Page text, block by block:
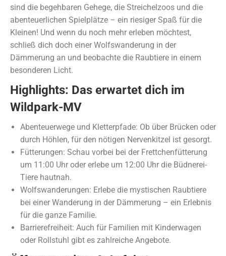
sind die begehbaren Gehege, die Streichelzoos und die
abenteuerlichen Spielplätze – ein riesiger Spaß für die
Kleinen! Und wenn du noch mehr erleben möchtest,
schließ dich doch einer Wolfswanderung in der
Dämmerung an und beobachte die Raubtiere in einem
besonderen Licht.
Highlights: Das erwartet dich im
Wildpark-MV
Abenteuerwege und Kletterpfade: Ob über Brücken oder
durch Höhlen, für den nötigen Nervenkitzel ist gesorgt.
Fütterungen: Schau vorbei bei der Frettchenfütterung
um 11:00 Uhr oder erlebe um 12:00 Uhr die Büdnerei-
Tiere hautnah.
Wolfswanderungen: Erlebe die mystischen Raubtiere
bei einer Wanderung in der Dämmerung – ein Erlebnis
für die ganze Familie.
Barrierefreiheit: Auch für Familien mit Kinderwagen
oder Rollstuhl gibt es zahlreiche Angebote.